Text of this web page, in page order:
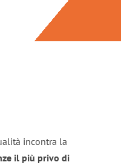
incontra la
il più privo di